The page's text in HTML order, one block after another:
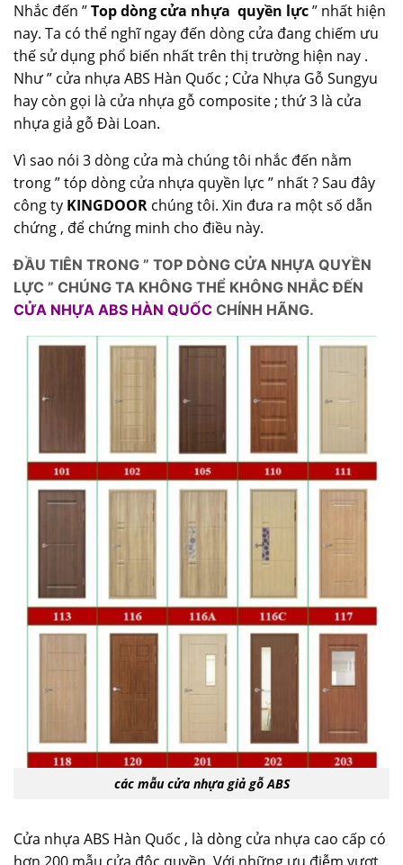
Nhắc đến ”Top dòng cửa nhựa quyền lực” nhất hiện
nay. Ta có thể nghĩ ngay đến dòng cửa đang chiếm ưu
thế sử dụng phổ biến nhất trên thị trường hiện nay .
Như ” cửa nhựa ABS Hàn Quốc ; Cửa Nhựa Gỗ Sungyu
hay còn gọi là cửa nhựa gỗ composite ; thứ 3 là cửa
nhựa giả gỗ Đài Loan.
Vì sao nói 3 dòng cửa mà chúng tôi nhắc đến nằm
trong ” tóp dòng cửa nhựa quyền lực ” nhất ? Sau đây
công ty KINGDOOR chúng tôi. Xin đưa ra một số dẫn
chứng , để chứng minh cho điều này.
ĐẦU TIÊN TRONG ” TOP DÒNG CỬA NHỰA QUYỀN
LỰC ” CHÚNG TA KHÔNG THỂ KHÔNG NHẮC ĐẾN
CỬA NHỰA ABS HÀN QUỐC CHÍNH HÃNG.
các mẫu cửa nhựa giả gỗ ABS
Cửa nhựa ABS Hàn Quốc , là dòng cửa nhựa cao cấp có